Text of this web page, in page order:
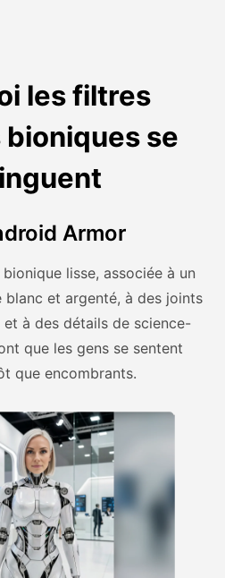
les filtres
se
Armor
lisse, associée à un
blanc et argenté, à des joints
et à des détails de science-
que les gens se sentent
que encombrants.